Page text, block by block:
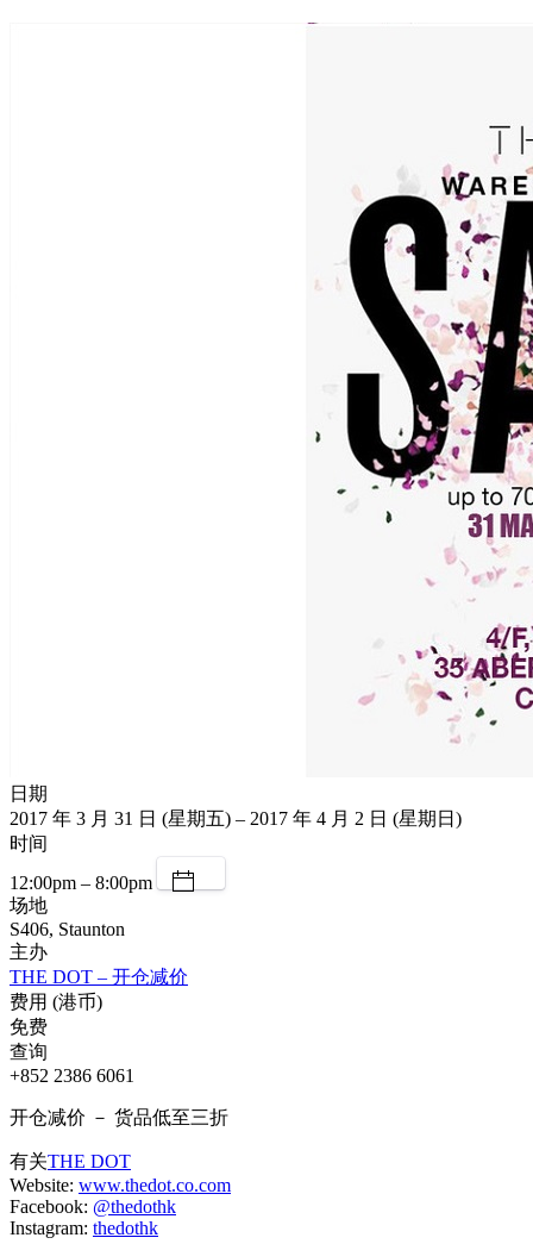
日期
2017 年 3 月 31 日 (星期五) – 2017 年 4 月 2 日 (星期日)
时间
12:00pm – 8:00pm
场地
S406, Staunton
主办
THE DOT – 开仓减价
费用 (港币)
免费
查询
+852 2386 6061
开仓减价 － 货品低至三折
有关THE DOT
Website: www.thedot.co.com
Facebook: @thedothk
Instagram: thedothk